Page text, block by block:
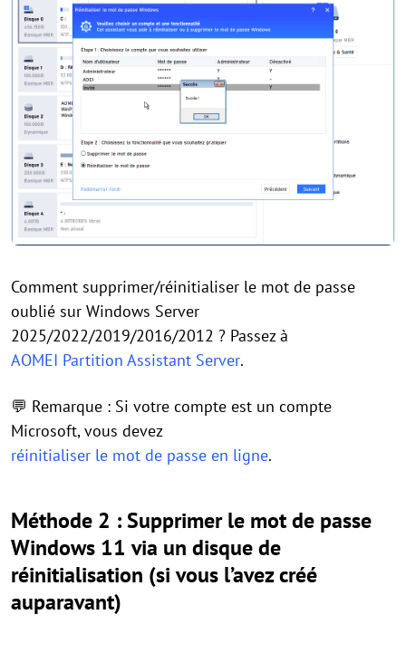
Comment supprimer/réinitialiser le mot de passe
oublié sur Windows Server
2025/2022/2019/2016/2012 ? Passez à
AOMEI Partition Assistant Server.
💬 Remarque : Si votre compte est un compte
Microsoft, vous devez
réinitialiser le mot de passe en ligne.
Méthode 2 : Supprimer le mot de passe
Windows 11 via un disque de
réinitialisation (si vous l’avez créé
auparavant)